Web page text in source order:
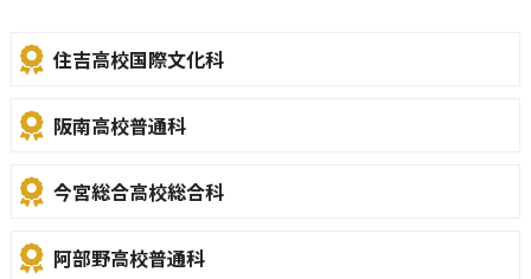
住吉高校国際文化科
阪南高校普通科
今宮総合高校総合科
阿部野高校普通科